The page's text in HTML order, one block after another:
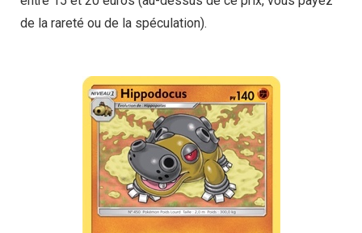
de la rareté ou de la spéculation).